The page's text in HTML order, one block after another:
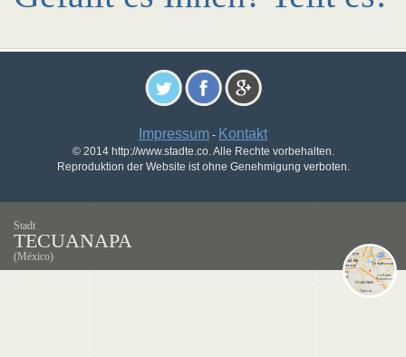
Impressum - Kontakt
© 2014 http://www.stadte.co. Alle Rechte vorbehalten.
Reproduktion der Website ist ohne Genehmigung verboten.
Stadt
TECUANAPA
(México)